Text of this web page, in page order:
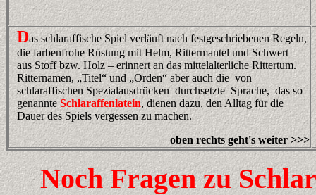
Das schlaraffische Spiel verläuft nach festgeschriebenen Regeln,
die farbenfrohe Rüstung mit Helm, Rittermantel und Schwert –
aus Stoff bzw. Holz – erinnert an das mittelalterliche Rittertum.
Ritternamen, „Titel“ und „Orden“ aber auch die von
schlaraffischen Spezialausdrücken durchsetzte Sprache,das so
genannte Schlaraffenlatein,dienen dazu, den Alltag für die
Dauer des Spiels vergessen zu machen.
oben rechts geht's weiter >>>
Noch Fragen zu